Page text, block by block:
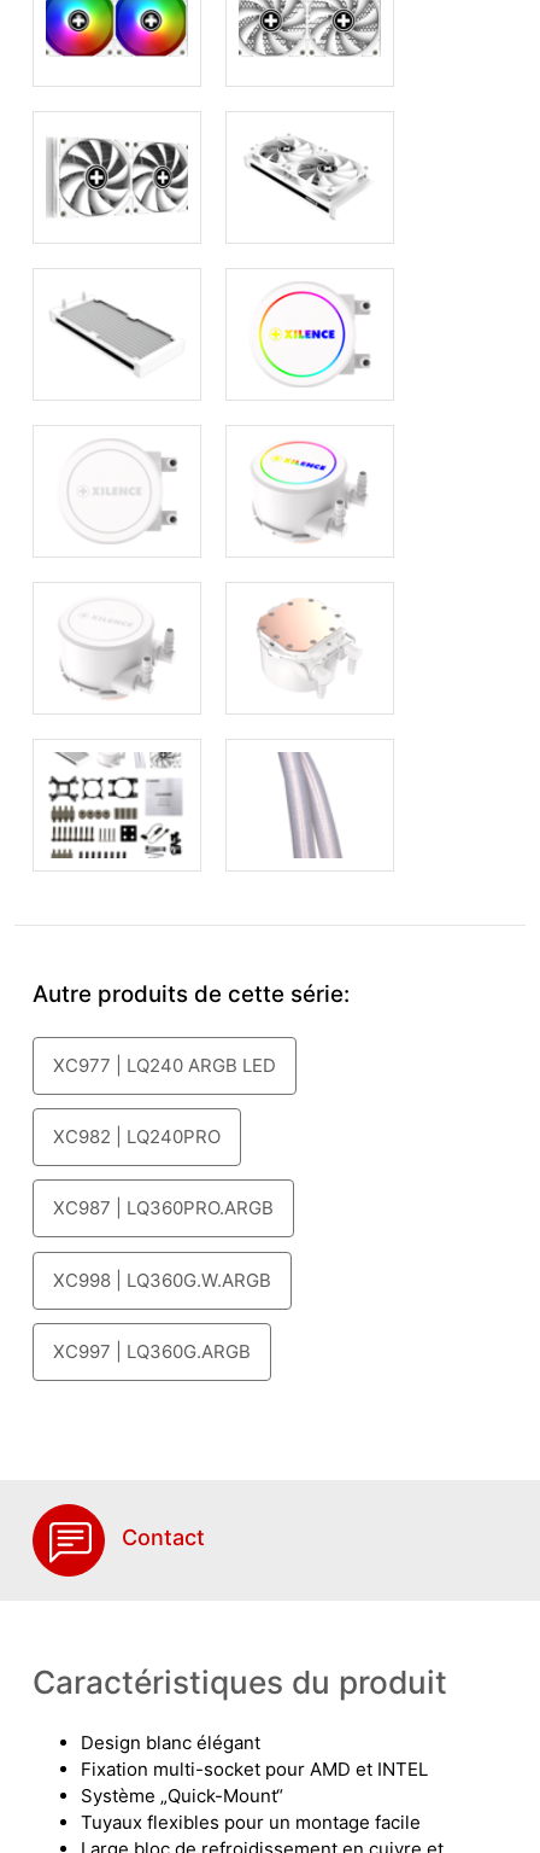
Autre produits de cette série:
XC977 | LQ240 ARGB LED
XC982 | LQ240PRO
XC987 | LQ360PRO.ARGB
XC998 | LQ360G.W.ARGB
XC997 | LQ360G.ARGB
Contact
Caractéristiques du produit
Design blanc élégant
Fixation multi-socket pour AMD et INTEL
Système „Quick-Mount“
Tuyaux flexibles pour un montage facile